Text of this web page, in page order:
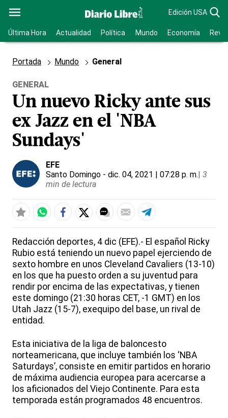
Edición USA
Última Hora Actualidad Política Mundo Economía
Portada Mundo General
GENERAL
Un nuevo Ricky ante sus
ex Jazz en el 'NBA
Sundays'
EFE
Santo Domingo - dic. 04, 2021 | 07:28 p. m.| 3
min de lectura
Redacción deportes, 4 dic (EFE).- El español Ricky
Rubio está teniendo un nuevo papel ejerciendo de
sexto hombre en unos Cleveland Cavaliers (13-10)
en los que ha puesto orden a su juventud para
rendir por encima de las expectativas, y tienen
este domingo (21:30 horas CET, -1 GMT) en los
Utah Jazz (15-7), exequipo del base, un rival de
entidad.
Esta iniciativa de la liga de baloncesto
norteamericana, que incluye también los ‘NBA
Saturdays’, consiste en emitir partidos en horario
de máxima audiencia europea para acercarse a
los aficionados del Viejo Continente. Para esta
temporada están programados 48 encuentros.